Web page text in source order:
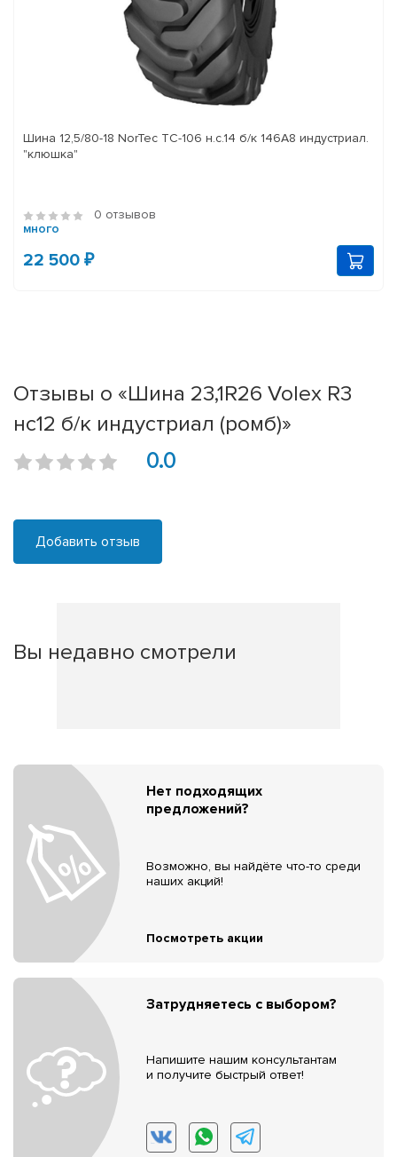
Шина 12,5/80-18 NorTec TC-106 н.с.14 б/к 146A8 индустриал.
"клюшка"
0 отзывов
много
22 500 ₽
Отзывы о «Шина 23,1R26 Volex R3
нс12 б/к индустриал (ромб)»
0.0
Добавить отзыв
Вы недавно смотрели
Нет подходящих
предложений?
Возможно, вы найдёте что-то среди
наших акций!
Посмотреть акции
Затрудняетесь с выбором?
Напишите нашим консультантам
и получите быстрый ответ!